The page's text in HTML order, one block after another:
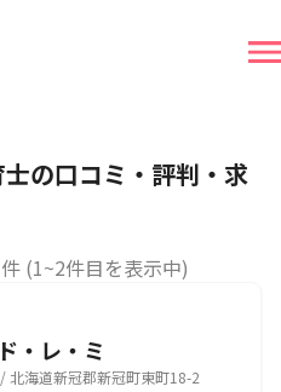
士の口コミ・評判・求
件 (1~2件目を表示中)
・レ・ミ
北海道新冠郡新冠町東町18-2